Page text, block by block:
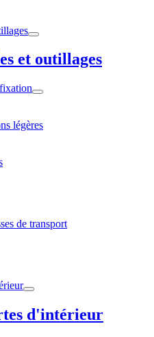
et outillages
légères
de transport
d'intérieur